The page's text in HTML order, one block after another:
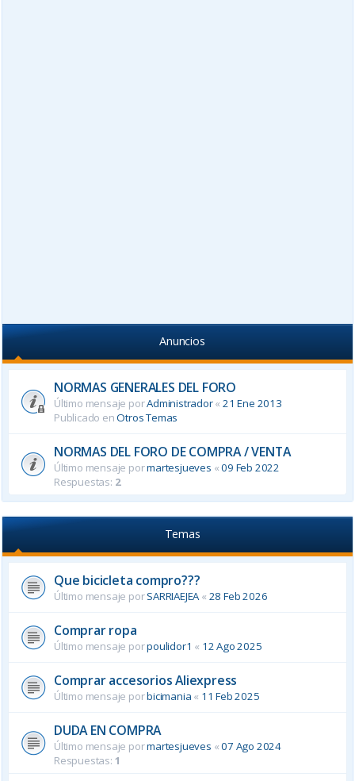
Anuncios
NORMAS GENERALES DEL FORO
Último mensaje porAdministrador«21 Ene 2013
Publicado enOtros Temas
NORMAS DEL FORO DE COMPRA / VENTA
Último mensaje pormartesjueves «09 Feb 2022
Respuestas: 2
Temas
Que bicicleta compro???
Último mensaje porSARRIAEJEA« 28 Feb 2026
Comprar ropa
Último mensaje porpoulidor1 « 12 Ago 2025
Comprar accesorios Aliexpress
Último mensaje porbicimania « 11 Feb 2025
DUDA EN COMPRA
Último mensaje pormartesjueves «07 Ago 2024
Respuestas: 1